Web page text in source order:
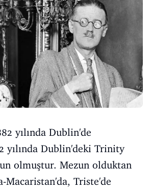
yılında Dublin'de
yılında Dublin'deki Trinity
olmuştur. Mezun olduktan
Macaristan'da, Triste'de